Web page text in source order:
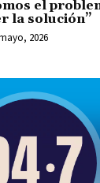
el
la solución”
2026